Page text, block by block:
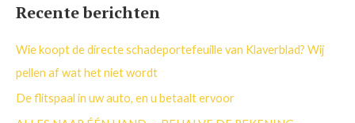
n
a
a
r
Recente berichten
Wie koopt de directe schadeportefeuille van Klaverblad? Wij
pellen af wat het niet wordt
De flitspaal in uw auto, en u betaalt ervoor